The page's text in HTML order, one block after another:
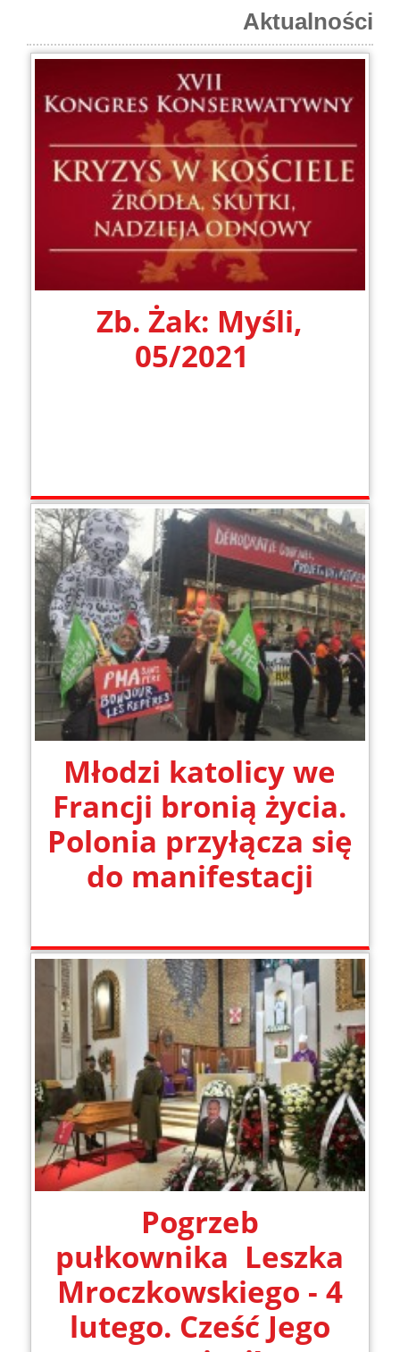
Aktualności
Zb. Żak: Myśli,
05/2021
Młodzi katolicy we
Francji bronią życia.
Polonia przyłącza się
do manifestacji
Pogrzeb
pułkownika Leszka
Mroczkowskiego - 4
lutego. Cześć Jego